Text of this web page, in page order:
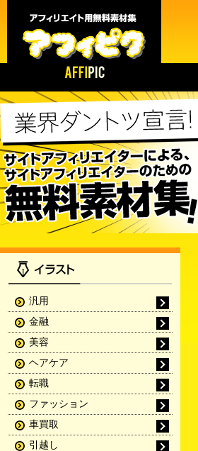
汎用
金融
美容
ヘアケア
転職
ファッション
車買取
引越し